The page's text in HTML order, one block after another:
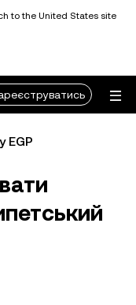
to the United States site
EGP